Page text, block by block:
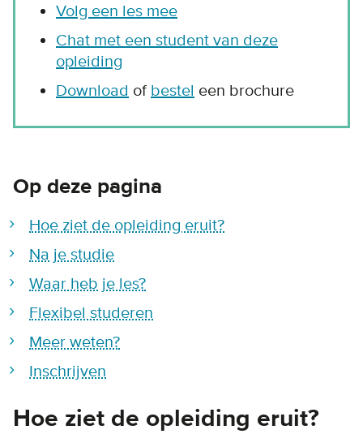
Volg een les mee
Chat met een student van deze
opleiding
Download of bestel een brochure
Op deze pagina
Hoe ziet de opleiding eruit?
Na je studie
Waar heb je les?
Flexibel studeren
Meer weten?
Inschrijven
Hoe ziet de opleiding eruit?